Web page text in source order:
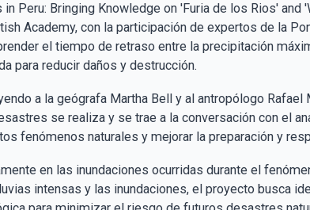
Peru: Bringing Knowledge on 'Furia de los Rios'
Academy, con la participación de expertos de la
el tiempo de retraso entre la precipitación
para reducir daños y destrucción​​.
a la geógrafa Martha Bell y al antropólogo
se realiza y se trae a la conversación con el
fenómenos naturales y mejorar la preparación y
en las inundaciones ocurridas durante el
intensas y las inundaciones, el proyecto busca